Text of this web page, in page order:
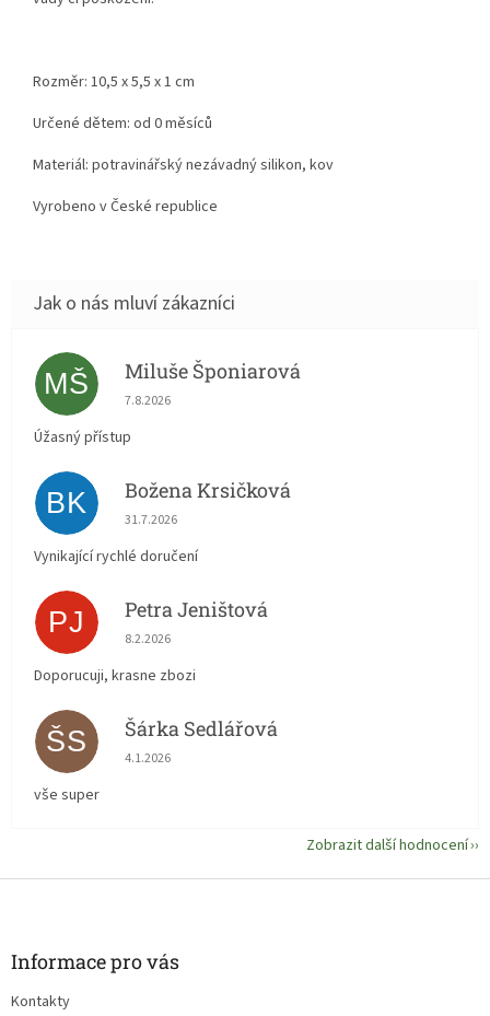
Rozměr: 10,5 x 5,5 x 1 cm
Určené dětem: od 0 měsíců
Materiál: potravinářský nezávadný silikon, kov
Vyrobeno v České republice
MŠ Miluše Šponiarová
Hodnocení obchodu je 5 z 5 hvězdiček.
7.8.2026
Úžasný přístup
BK Božena Krsičková
Hodnocení obchodu je 5 z 5 hvězdiček.
31.7.2026
Vynikající rychlé doručení
PJ Petra Jeništová
Hodnocení obchodu je 5 z 5 hvězdiček.
8.2.2026
Doporucuji, krasne zbozi
ŠS Šárka Sedlářová
Hodnocení obchodu je 5 z 5 hvězdiček.
4.1.2026
vše super
Zobrazit další hodnocení
Informace pro vás
Kontakty